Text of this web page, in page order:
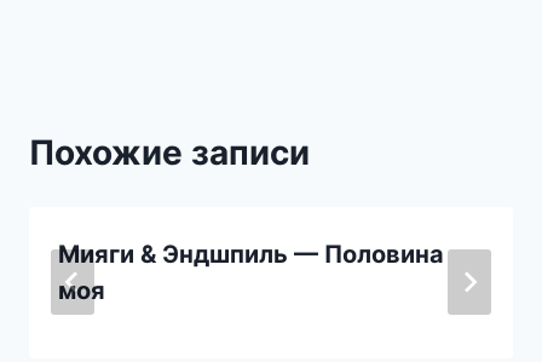
Похожие записи
Мияги & Эндшпиль — Половина
моя